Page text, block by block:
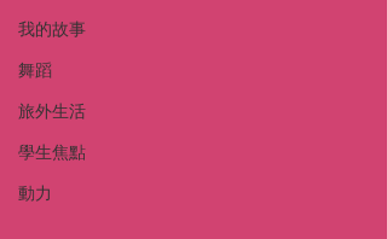
我的故事
舞蹈
旅外生活
學生焦點
動力